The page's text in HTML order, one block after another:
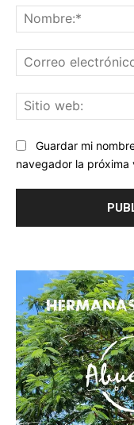
Guardar mi
navegador la próxima